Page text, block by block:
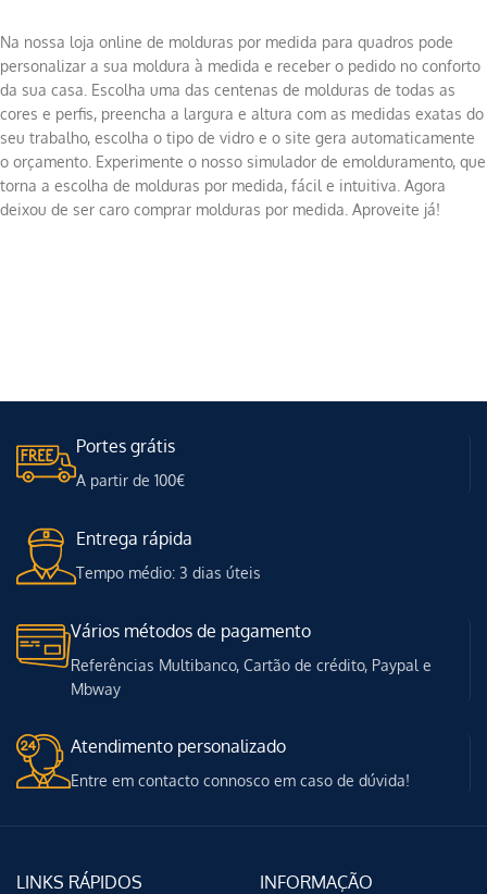
Na nossa loja online de molduras por medida para quadros pode
personalizar a sua moldura à medida e receber o pedido no conforto
da sua casa. Escolha uma das centenas de molduras de todas as
cores e perfis, preencha a largura e altura com as medidas exatas do
seu trabalho, escolha o tipo de vidro e o site gera automaticamente
o orçamento. Experimente o nosso simulador de emolduramento, que
torna a escolha de molduras por medida, fácil e intuitiva. Agora
deixou de ser caro comprar molduras por medida. Aproveite já!
Portes grátis
A partir de 100€
Entrega rápida
Tempo médio: 3 dias úteis
Vários métodos de pagamento
Referências Multibanco, Cartão de crédito, Paypal e
Mbway
Atendimento personalizado
Entre em contacto connosco em caso de dúvida!
LINKS RÁPIDOS INFORMAÇÃO